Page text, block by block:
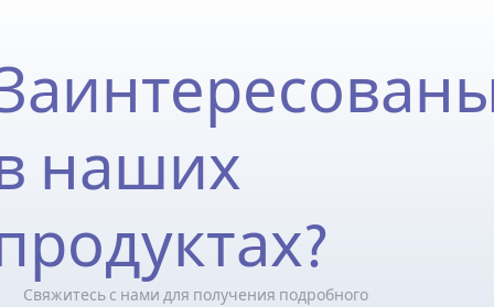
наших
Свяжитесь с нами для получения подробного